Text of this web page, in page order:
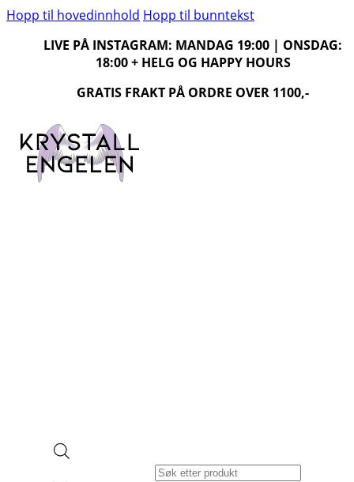
Hopp til hovedinnhold Hopp til bunntekst
LIVE PÅ INSTAGRAM: MANDAG 19:00 | ONSDAG:
18:00 + HELG OG HAPPY HOURS
GRATIS FRAKT PÅ ORDRE OVER 1100,-